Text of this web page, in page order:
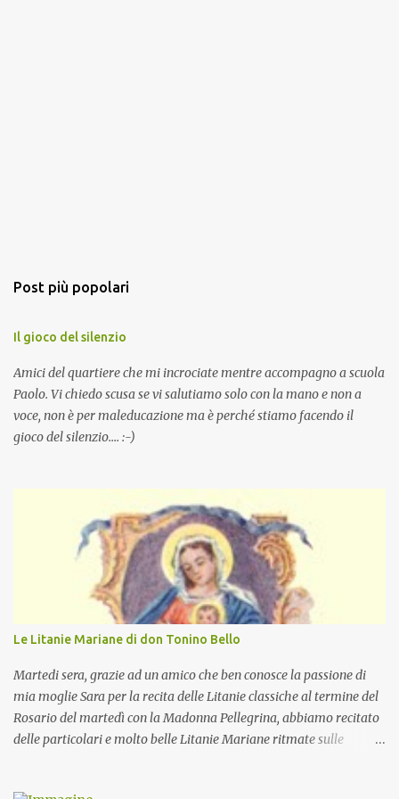
Post più popolari
Il gioco del silenzio
Amici del quartiere che mi incrociate mentre accompagno a scuola
Paolo. Vi chiedo scusa se vi salutiamo solo con la mano e non a
voce, non è per maleducazione ma è perché stiamo facendo il
gioco del silenzio.... :-)
Le Litanie Mariane di don Tonino Bello
Martedi sera, grazie ad un amico che ben conosce la passione di
mia moglie Sara per la recita delle Litanie classiche al termine del
Rosario del martedì con la Madonna Pellegrina, abbiamo recitato
delle particolari e molto belle Litanie Mariane ritmate sulle